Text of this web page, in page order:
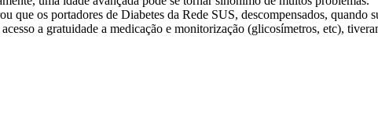
que os portadores de Diabetes da Rede SUS, descompensados,
a gratuidade a medicação e monitorização (glicosímetros, etc),